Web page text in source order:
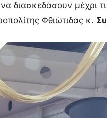
διασκεδάσουν μέχρι
Φθιώτιδας κ.